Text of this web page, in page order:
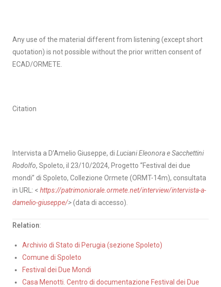
Any use of the material different from listening (except short
quotation) is not possible without the prior written consent of
ECAD/ORMETE.
Citation
Intervista a D’Amelio Giuseppe, di Luciani Eleonora e Sacchettini
Rodolfo, Spoleto, il 23/10/2024, Progetto “Festival dei due
mondi” di Spoleto, Collezione Ormete (ORMT-14m), consultata
in URL: < https://patrimoniorale.ormete.net/interview/intervista-a-
damelio-giuseppe/>(data di accesso).
Relation:
Archivio di Stato di Perugia (sezione Spoleto)
Comune di Spoleto
Festival dei Due Mondi
Casa Menotti. Centro di documentazione Festival dei Due